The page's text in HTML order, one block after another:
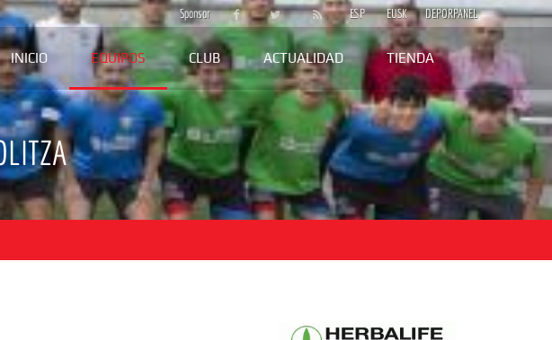
Sponsor ESP EUSK DEPORPANEL
INICIO EQUIPOS CLUB ACTUALIDAD TIENDA